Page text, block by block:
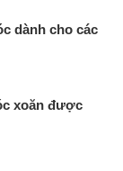
dành cho các
xoăn được